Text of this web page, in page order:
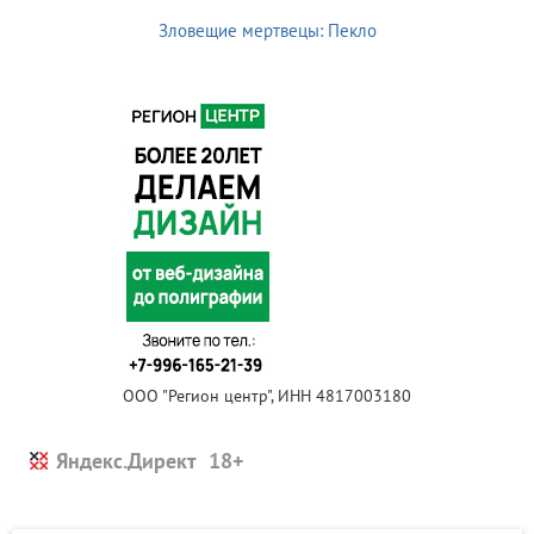
Зловещие мертвецы: Пекло
ООО "Регион центр", ИНН 4817003180
Яндекс.Директ